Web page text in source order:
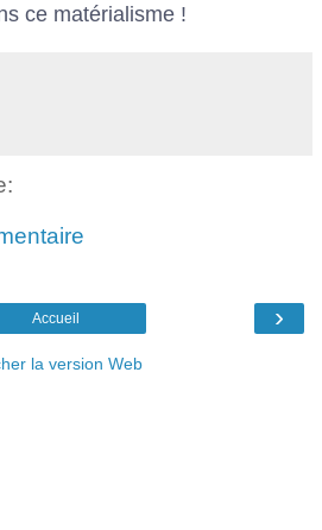
ce matérialisme !
›
Accueil
la version Web